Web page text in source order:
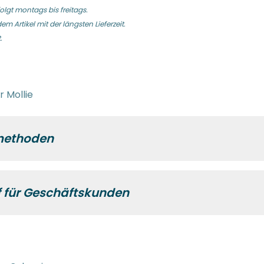
montags bis freitags.
Artikel mit der längsten Lieferzeit.
Mollie
Geschäftskunden